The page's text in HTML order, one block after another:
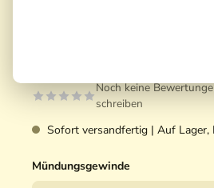
Noch keine
schreiben
Sofort versandfertig | Auf Lager,
Mündungsgewinde